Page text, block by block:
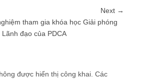
Next →
tham gia khóa học Giải phóng
Lãnh đạo của PDCA
được hiển thị công khai. Các